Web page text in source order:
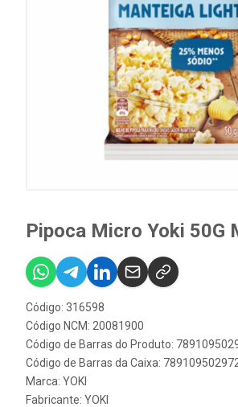
Pipoca Micro Yoki 50G
Código: 316598
Código NCM: 20081900
Código de Barras do Produto:
Código de Barras da Caixa:
Marca: YOKI
Fabricante: YOKI